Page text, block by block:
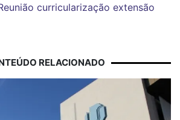
curricularização extensão
RELACIONADO